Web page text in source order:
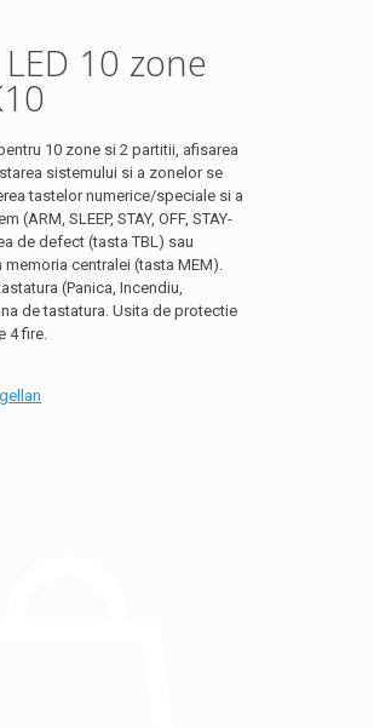
10 zone
10 zone si 2 partitii, afisarea
sistemului si a zonelor se
tastelor numerice/speciale si a
(ARM, SLEEP, STAY, OFF, STAY-
de defect (tasta TBL) sau
memoria centralei (tasta MEM).
(Panica, Incendiu,
de tastatura. Usita de protectie
4 fire.